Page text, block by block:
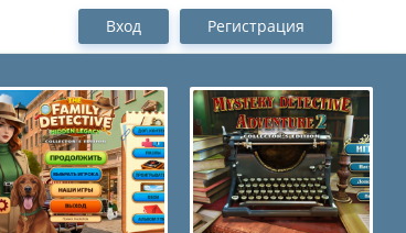
Вход Регистрация